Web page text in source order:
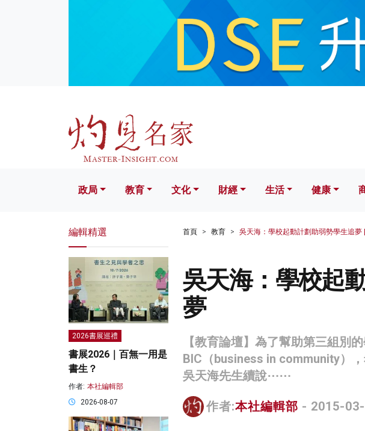
文化 財經 生活 健康
政局 教育 文化 財經 生活 健康
首頁 教育 吳天海：學校起動計劃助弱勢學生追夢
吳天海：學校起
夢
【教育論壇】為了幫助第三組別
BIC（business in community）
吳天海先生續說⋯⋯
作者:本社編輯部 - 2015-
編輯精選
2026書展巡禮
書展2026｜百無一用是
書生？
作者: 本社編輯部
2026-08-07